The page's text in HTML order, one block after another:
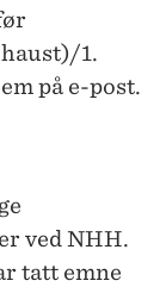
1.
på e-post.
ved NHH.
tatt emne